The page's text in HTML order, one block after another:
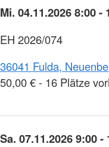
Mi. 04.11.2026 8:00 -
EH 2026/074
36041 Fulda,
50,00 € - 16 Plätze
Sa. 07.11.2026 9:00 -